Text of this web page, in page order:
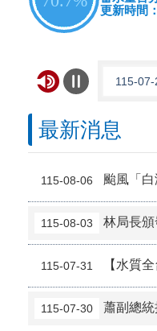
115-07-
115-05-
114-03-
114-03-
115-08-
最新消息
115-08-06 颱風「白海豚
115-08-03 林局長頒發感謝
115-07-31 【水質全台
115-07-30 蕭副總統接見第